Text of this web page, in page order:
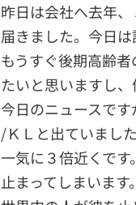
昨日は会社へ去年
届きました。今日
もうすぐ後期高齢
たいと思いますし、
今日のニュースで
/ＫＬと出ていまし
一気に３倍近くで
止まってしまいま